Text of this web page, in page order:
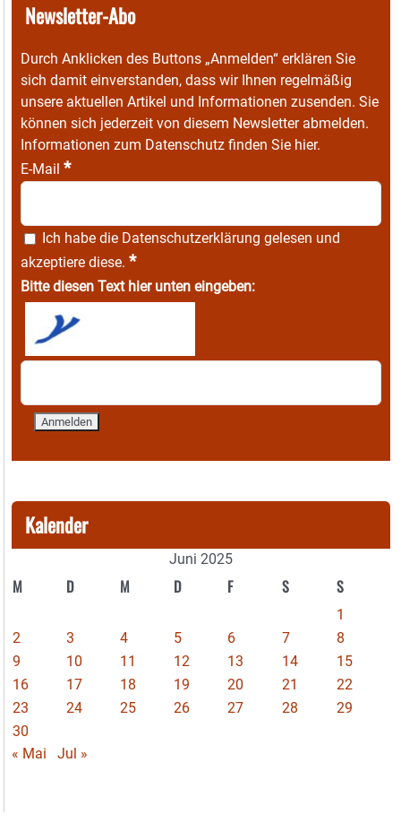
Newsletter-Abo
Durch Anklicken des Buttons „Anmelden“ erklären Sie
sich damit einverstanden, dass wir Ihnen regelmäßig
unsere aktuellen Artikel und Informationen zusenden. Sie
können sich jederzeit von diesem Newsletter abmelden.
Informationen zum Datenschutz finden Sie hier.
E-Mail *
Ich habe die Datenschutzerklärung gelesen und
akzeptiere diese. *
Bitte diesen Text hier unten eingeben:
Kalender
Juni 2025
M D M D F S S
1
2
3 4 5 6 7
8
9
10 11 12 13 14
15
16
17 18 19 20 21
22
23
24 25 26 27 28
29
30
« Mai
Jul »